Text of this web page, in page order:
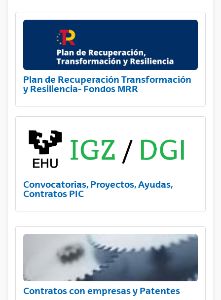
Plan de Recuperación Transformación
y Resiliencia- Fondos MRR
Convocatorias, Proyectos, Ayudas,
Contratos PIC
Contratos con empresas y Patentes